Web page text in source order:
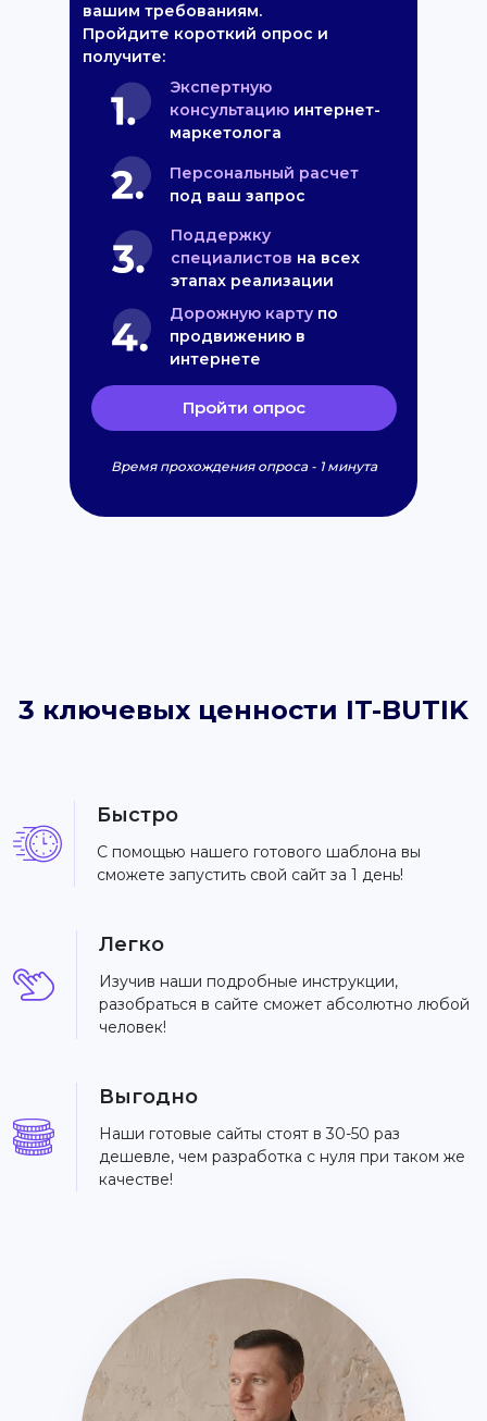
вашим требованиям.
Пройдите короткий опрос и
получите:
Экспертную
консультацию интернет-
маркетолога
Персональный расчет
под ваш запрос
Поддержку
специалистов на всех
этапах реализации
Дорожную карту по
продвижению в
интернете
Пройти опрос
Время прохождения опроса - 1 минута
3 ключевых ценности IT-BUTIK
Быстро
С помощью нашего готового шаблона вы
сможете запустить свой сайт за 1 день!
Легко
Изучив наши подробные инструкции,
разобраться в сайте сможет абсолютно любой
человек!
Выгодно
Наши готовые сайты стоят в 30-50 раз
дешевле, чем разработка с нуля при таком же
качестве!